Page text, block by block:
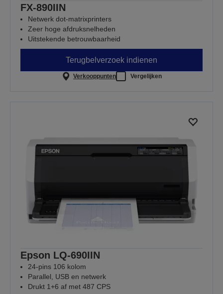
FX-890IIN
Netwerk dot-matrixprinters
Zeer hoge afdruksnelheden
Uitstekende betrouwbaarheid
Terugbelverzoek indienen
Verkooppunten Vergelijken
Epson LQ-690IIN
24-pins 106 kolom
Parallel, USB en netwerk
Drukt 1+6 af met 487 CPS